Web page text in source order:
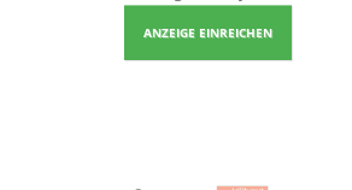
ANZEIGE EINREICHEN